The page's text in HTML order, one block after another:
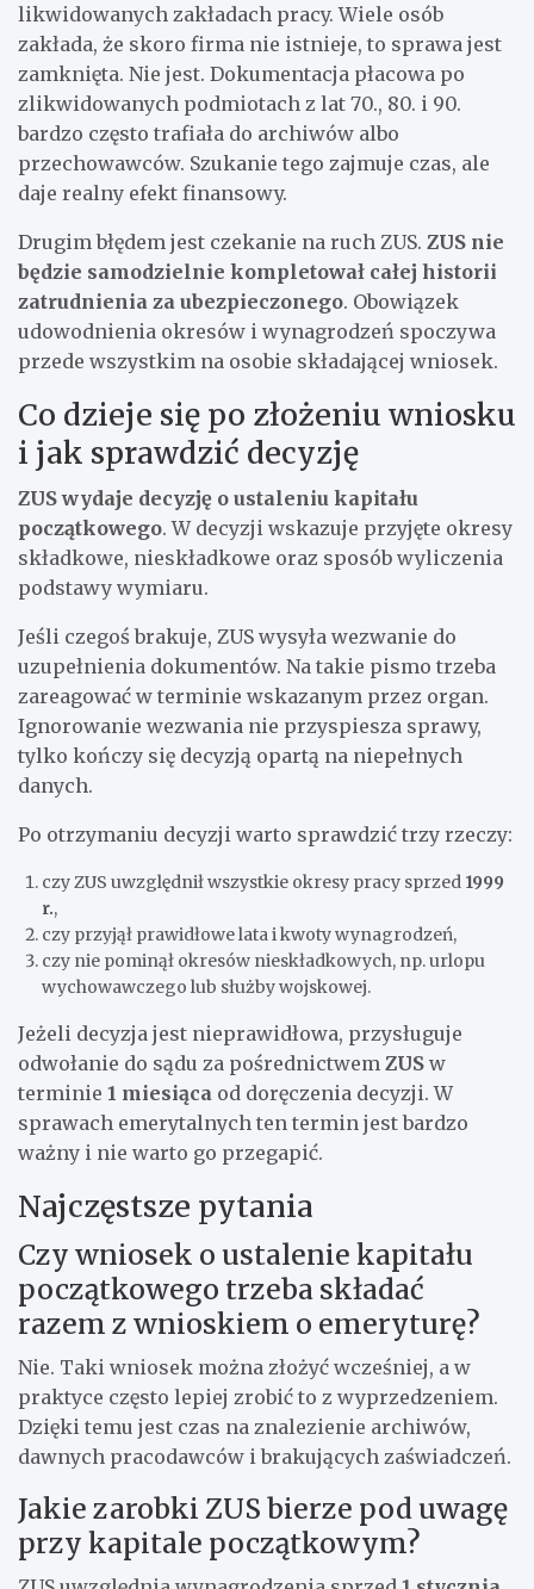
likwidowanych zakładach pracy. Wiele osób
zakłada, że skoro firma nie istnieje, to sprawa jest
zamknięta. Nie jest. Dokumentacja płacowa po
zlikwidowanych podmiotach z lat 70., 80. i 90.
bardzo często trafiała do archiwów albo
przechowawców. Szukanie tego zajmuje czas, ale
daje realny efekt finansowy.
Drugim błędem jest czekanie na ruch ZUS. ZUS nie
będzie samodzielnie kompletował całej historii
zatrudnienia za ubezpieczonego. Obowiązek
udowodnienia okresów i wynagrodzeń spoczywa
przede wszystkim na osobie składającej wniosek.
Co dzieje się po złożeniu wniosku
i jak sprawdzić decyzję
ZUS wydaje decyzję o ustaleniu kapitału
początkowego. W decyzji wskazuje przyjęte okresy
składkowe, nieskładkowe oraz sposób wyliczenia
podstawy wymiaru.
Jeśli czegoś brakuje, ZUS wysyła wezwanie do
uzupełnienia dokumentów. Na takie pismo trzeba
zareagować w terminie wskazanym przez organ.
Ignorowanie wezwania nie przyspiesza sprawy,
tylko kończy się decyzją opartą na niepełnych
danych.
Po otrzymaniu decyzji warto sprawdzić trzy rzeczy:
czy ZUS uwzględnił wszystkie okresy pracy sprzed 1999
r.,
czy przyjął prawidłowe lata i kwoty wynagrodzeń,
czy nie pominął okresów nieskładkowych, np. urlopu
wychowawczego lub służby wojskowej.
Jeżeli decyzja jest nieprawidłowa, przysługuje
odwołanie do sądu za pośrednictwem ZUS w
terminie 1 miesiąca od doręczenia decyzji. W
sprawach emerytalnych ten termin jest bardzo
ważny i nie warto go przegapić.
Najczęstsze pytania
Czy wniosek o ustalenie kapitału
początkowego trzeba składać
razem z wnioskiem o emeryturę?
Nie. Taki wniosek można złożyć wcześniej, a w
praktyce często lepiej zrobić to z wyprzedzeniem.
Dzięki temu jest czas na znalezienie archiwów,
dawnych pracodawców i brakujących zaświadczeń.
Jakie zarobki ZUS bierze pod uwagę
przy kapitale początkowym?